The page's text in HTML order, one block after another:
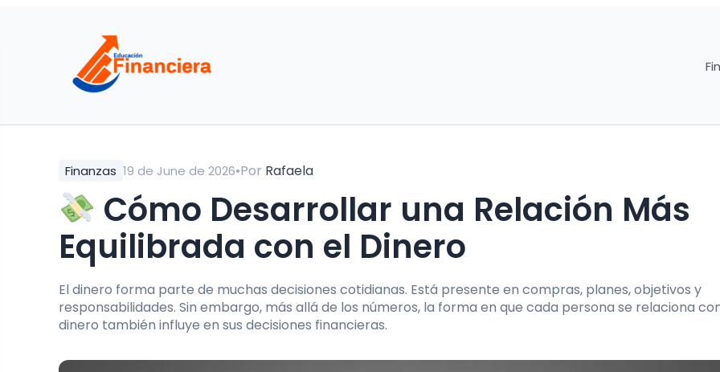
Finanzas 19 de June de 2026•Por Rafaela
Cómo Desarrollar una Relación Más
Equilibrada con el Dinero
El dinero forma parte de muchas decisiones cotidianas. Está presente en compras, planes, objetivos y
responsabilidades. Sin embargo, más allá de los números, la forma en que cada persona se relaciona
dinero también influye en sus decisiones financieras.